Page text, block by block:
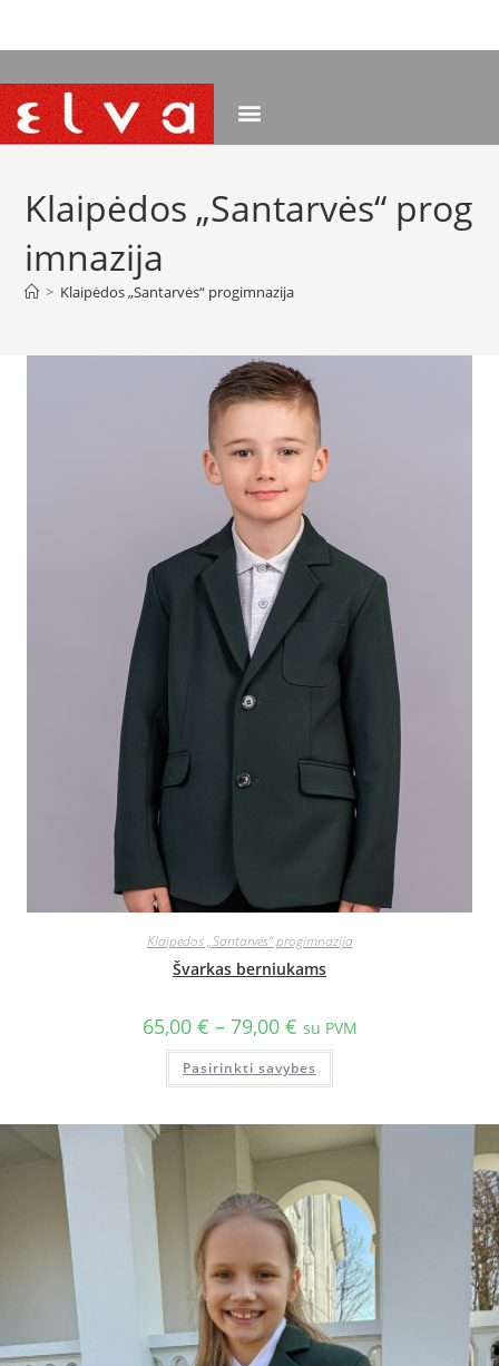
Klaipėdos „Santarvės“ prog
imnazija
> Klaipėdos „Santarvės“ progimnazija
Klaipėdos „Santarvės“ progimnazija
Švarkas berniukams
65,00 € – 79,00 € su PVM
Pasirinkti savybes